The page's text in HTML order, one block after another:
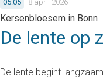
05:05 8 april 2026
Kersenbloesem in Bonn
De lente op
De lente begint